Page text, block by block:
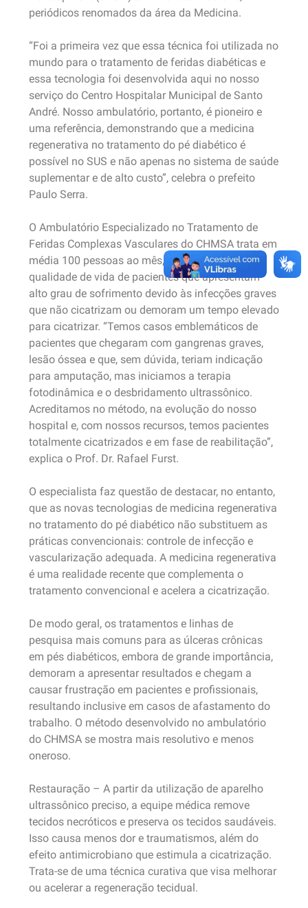
periódicos renomados da área da Medicina.
“Foi a primeira vez que essa técnica foi utilizada no
mundo para o tratamento de feridas diabéticas e
essa tecnologia foi desenvolvida aqui no nosso
serviço do Centro Hospitalar Municipal de Santo
André. Nosso ambulatório, portanto, é pioneiro e
uma referência, demonstrando que a medicina
regenerativa no tratamento do pé diabético é
possível no SUS e não apenas no sistema de saúde
suplementar e de alto custo”, celebra o prefeito
Paulo Serra.
O Ambulatório Especializado no Tratamento de
Feridas Complexas Vasculares do CHMSA trata em
média 100 pessoas ao mês, melhorando a
qualidade de vida de pacientes que apresentam
alto grau de sofrimento devido às infecções graves
que não cicatrizam ou demoram um tempo elevado
para cicatrizar. “Temos casos emblemáticos de
pacientes que chegaram com gangrenas graves,
lesão óssea e que, sem dúvida, teriam indicação
para amputação, mas iniciamos a terapia
fotodinâmica e o desbridamento ultrassônico.
Acreditamos no método, na evolução do nosso
hospital e, com nossos recursos, temos pacientes
totalmente cicatrizados e em fase de reabilitação”,
explica o Prof. Dr. Rafael Furst.
O especialista faz questão de destacar, no entanto,
que as novas tecnologias de medicina regenerativa
no tratamento do pé diabético não substituem as
práticas convencionais: controle de infecção e
vascularização adequada. A medicina regenerativa
é uma realidade recente que complementa o
tratamento convencional e acelera a cicatrização.
De modo geral, os tratamentos e linhas de
pesquisa mais comuns para as úlceras crônicas
em pés diabéticos, embora de grande importância,
demoram a apresentar resultados e chegam a
causar frustração em pacientes e profissionais,
resultando inclusive em casos de afastamento do
trabalho. O método desenvolvido no ambulatório
do CHMSA se mostra mais resolutivo e menos
oneroso.
Restauração – A partir da utilização de aparelho
ultrassônico preciso, a equipe médica remove
tecidos necróticos e preserva os tecidos saudáveis.
Isso causa menos dor e traumatismos, além do
efeito antimicrobiano que estimula a cicatrização.
Trata-se de uma técnica curativa que visa melhorar
ou acelerar a regeneração tecidual.